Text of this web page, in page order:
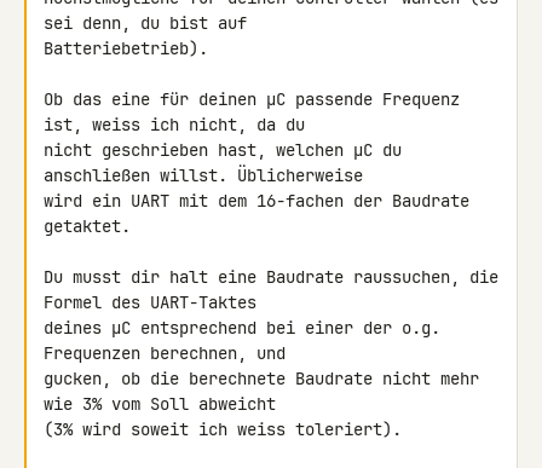
sei denn, du bist auf
Batteriebetrieb).
Ob das eine für deinen µC passende Frequenz
ist, weiss ich nicht, da du
nicht geschrieben hast, welchen µC du
anschließen willst. Üblicherweise
wird ein UART mit dem 16-fachen der Baudrate
getaktet.
Du musst dir halt eine Baudrate raussuchen, die
Formel des UART-Taktes
deines µC entsprechend bei einer der o.g.
Frequenzen berechnen, und
gucken, ob die berechnete Baudrate nicht mehr
wie 3% vom Soll abweicht
(3% wird soweit ich weiss toleriert).